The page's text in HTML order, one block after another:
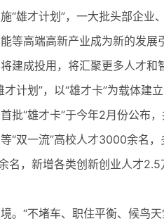
才计划”，一大批头部企业
等高端高新产业成为新的发
成投用，将汇聚更多人才和
划”，以“雄才卡”为载体建
批“雄才卡”于今年2月份公布，
双一流”高校人才3000余名，
，新增各类创新创业人才2.5
“不堵车、职住平衡、候鸟天